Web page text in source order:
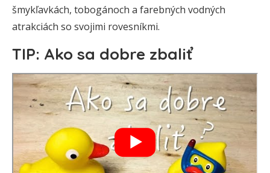
šmykľavkách, tobogánoch a farebných vodných
atrakciách so svojimi rovesníkmi.
TIP: Ako sa dobre zbaliť